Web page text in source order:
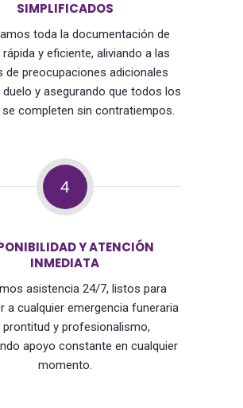
SIMPLIFICADOS
toda la documentación de
y eficiente, aliviando a las
de preocupaciones adicionales
duelo y asegurando que todos los
completen sin contratiempos.
4
Y ATENCIÓN
INMEDIATA
asistencia 24/7, listos para
a cualquier emergencia funeraria
prontitud y profesionalismo,
apoyo constante en cualquier
momento.